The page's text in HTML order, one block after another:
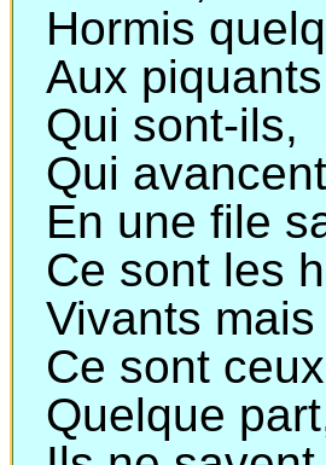
Hormis
Aux
Qui sont-ils,
Qui
En une file
Ce sont les
Vivants
Ce sont
Quelque